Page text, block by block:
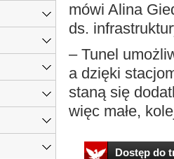
mówi Alina
ds.
– Tunel
a dzięki
staną się
więc małe,
Dostęp do